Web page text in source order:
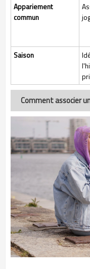
Appariement
commun
Saison
Comment associer